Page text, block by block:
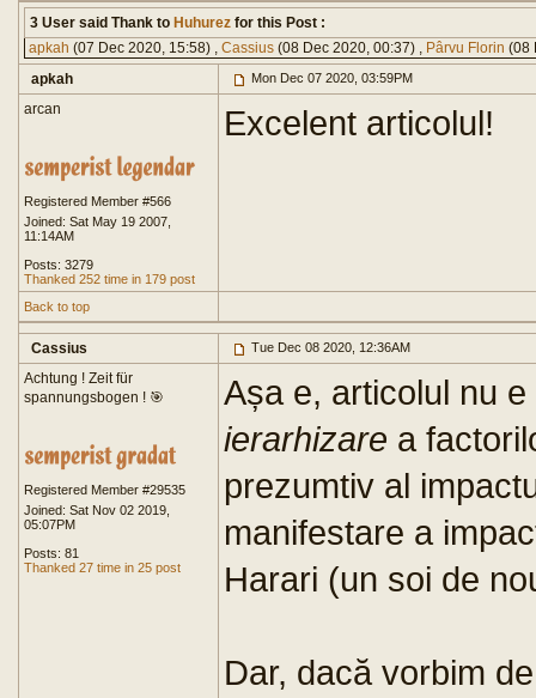
3 User said Thank to Huhurez for this Post :
apkah (07 Dec 2020, 15:58) , Cassius (08 Dec 2020, 00:37) , Pârvu Florin (08
apkah
Mon Dec 07 2020, 03:59PM
arcan
Registered Member #566
Joined: Sat May 19 2007,
11:14AM
Posts: 3279
Thanked 252 time in 179 post
Excelent articolul!
Back to top
Cassius Tue Dec 08 2020, 12:36AM
Achtung ! Zeit für
spannungsbogen ! 🎯
Registered Member #29535
Joined: Sat Nov 02 2019,
05:07PM
Posts: 81
Thanked 27 time in 25 post
Așa e, articolul nu
ierarhizare a
prezumtiv al
manifestare a
Harari (un soi de
Dar, dacă vorbim